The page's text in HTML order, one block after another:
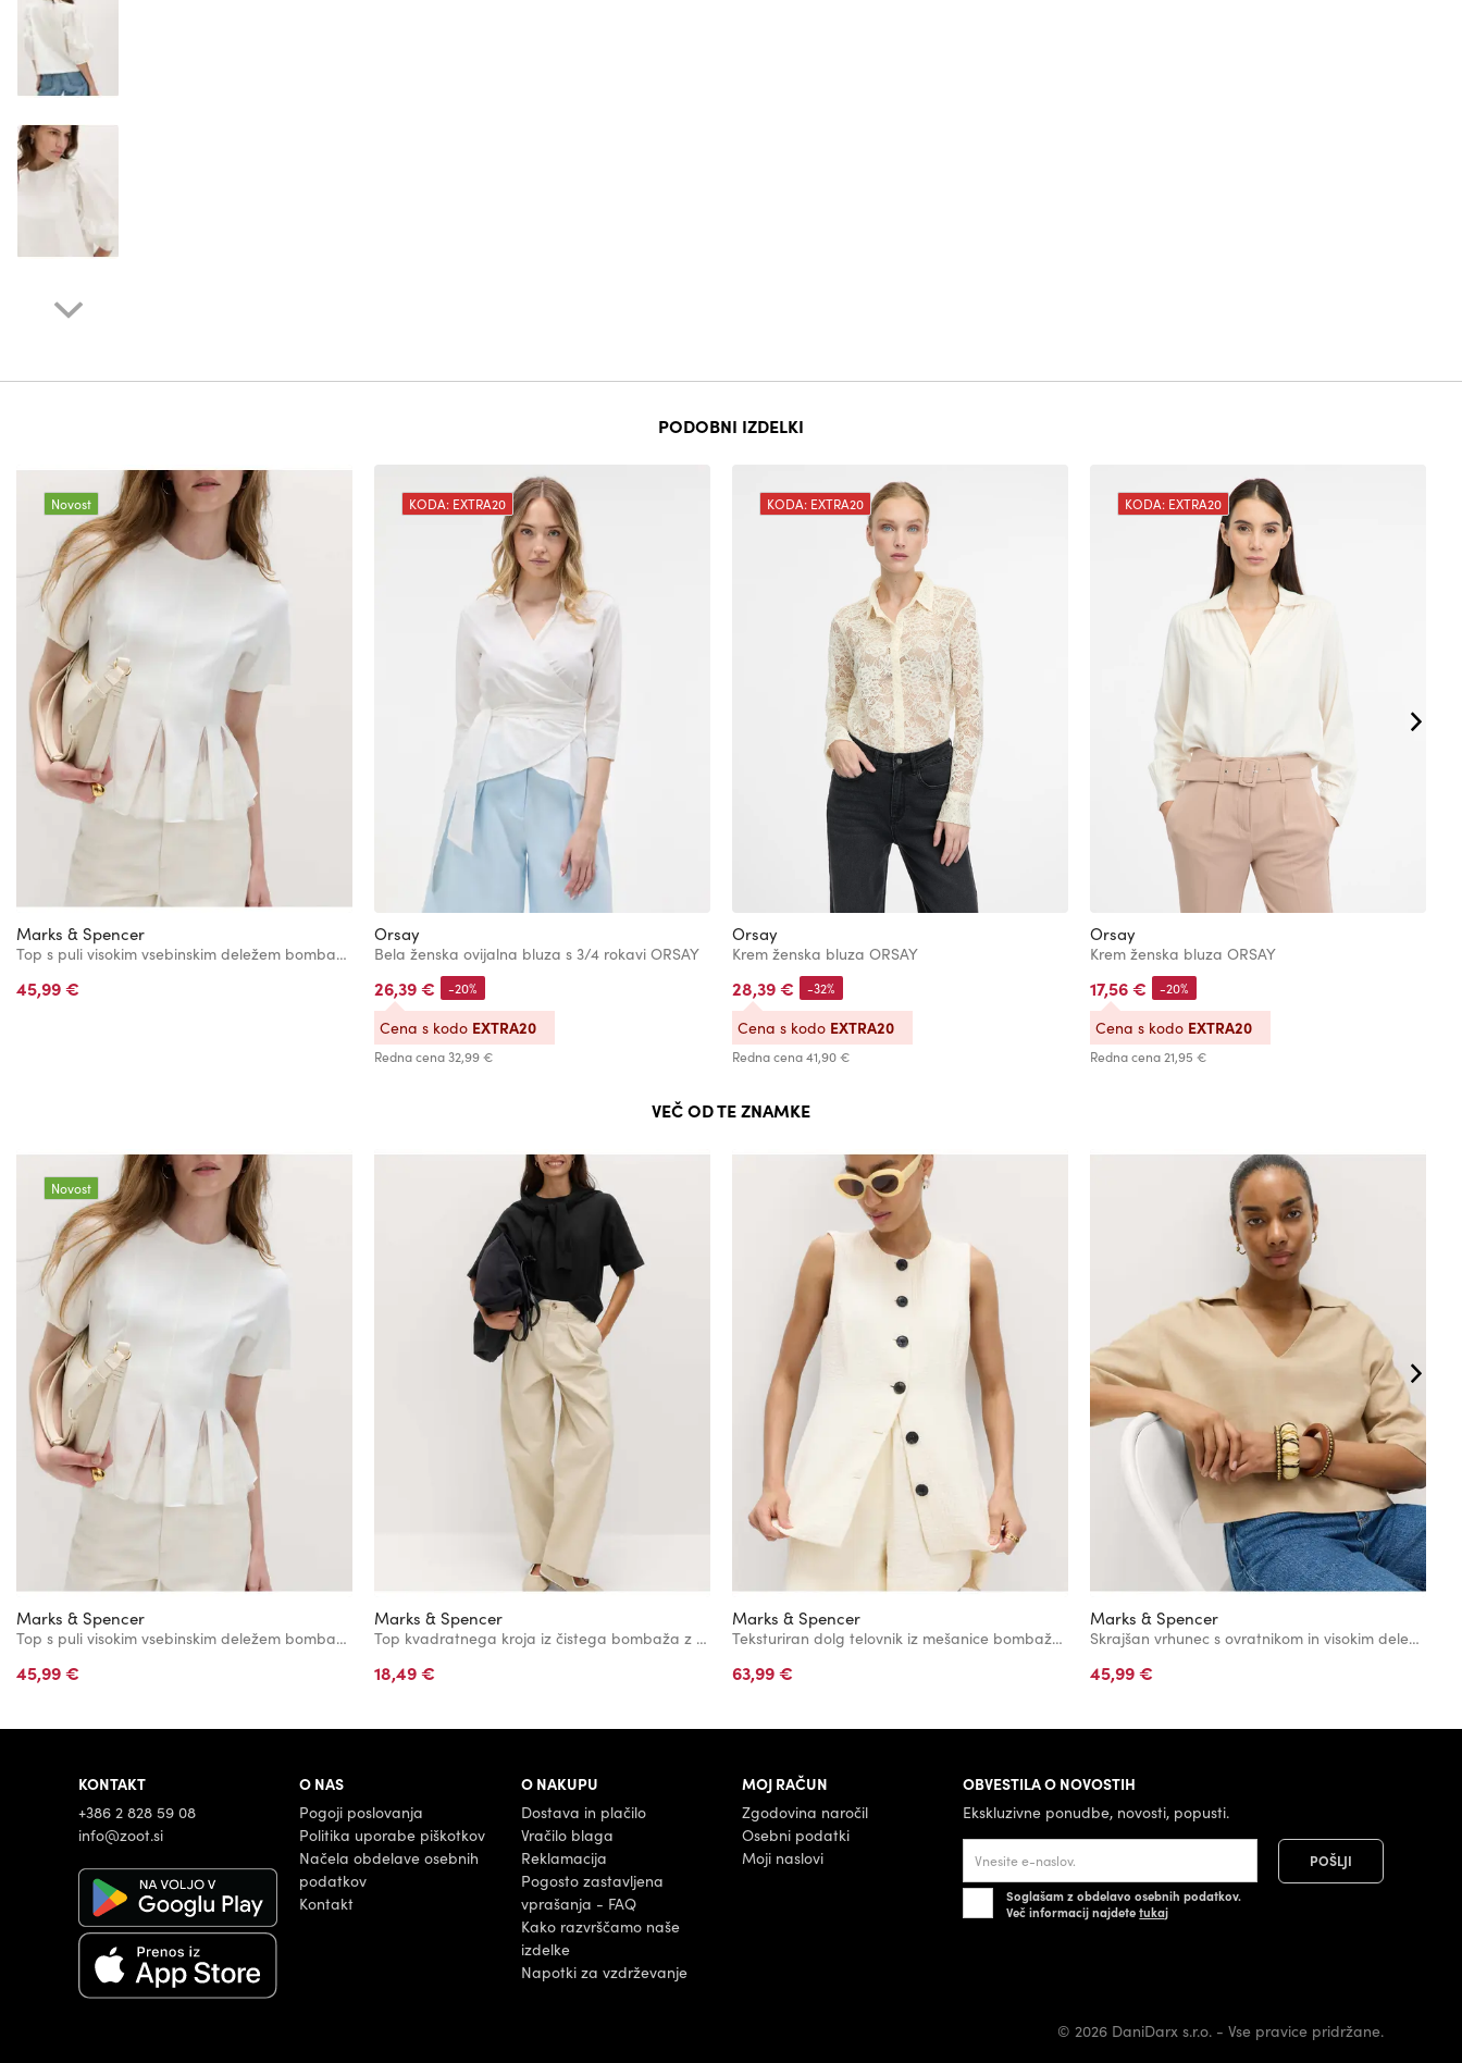
PODOBNI IZDELKI
Novost
Marks & Spencer
Top s puli visokim vsebinskim deležem bombaža Marks & Spencer bela
45,99 €
KODA: EXTRA20
Orsay
Bela ženska ovijalna bluza s 3/4 rokavi ORSAY
26,39 €
Redna cena32,99 €
-20%
Cena s kodo EXTRA20
KODA: EXTRA20
Orsay
Krem ženska bluza ORSAY
28,39 €
Redna cena41,90 €
-32%
Cena s kodo EXTRA20
KODA: EXTRA20
Orsay
Krem ženska bluza ORSAY
17,56 €
Redna cena21,95 €
-20%
Cena s kodo EXTRA20
VEČ OD TE ZNAMKE
Novost
Marks & Spencer
Top s puli visokim vsebinskim deležem bombaža Marks & Spencer bela
45,99 €
Marks & Spencer
Top kvadratnega kroja iz čistega bombaža z visoko tehtnostjo Marks & Spencer črna
18,49 €
Marks & Spencer
Teksturiran dolg telovnik iz mešanice bombaža Marks & Spencer kremna
63,99 €
Marks & Spencer
Skrajšan vrhunec s ovratnikom in visokim deležem lanu Marks & Spencer bež
45,99 €
KONTAKT
+386 2 828 59 08
info@zoot.si
O NAS
Pogoji poslovanja
Politika uporabe piškotkov
Načela obdelave osebnih
podatkov
Kontakt
O NAKUPU
Dostava in plačilo
Vračilo blaga
Reklamacija
Pogosto zastavljena
vprašanja - FAQ
Kako razvrščamo naše
izdelke
Napotki za vzdrževanje
MOJ RAČUN
Zgodovina naročil
Osebni podatki
Moji naslovi
OBVESTILA O NOVOSTIH
Ekskluzivne ponudbe, novosti, popusti.
Soglašam z obdelavo osebnih podatkov.
Več informacij najdetetukaj
© 2026 DaniDarx s.r.o. - Vse pravice pridržane.